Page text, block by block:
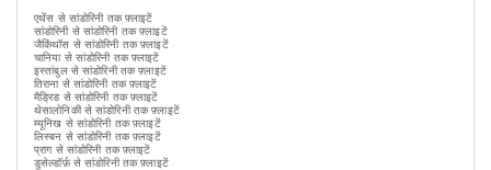
एथेंस से सांडोरिनी तक फ़्लाइटें
सांडोरिनी से सांडोरिनी तक फ़्लाइटें
जैकिंथॉस से सांडोरिनी तक फ़्लाइटें
चानिया से सांडोरिनी तक फ़्लाइटें
इस्तांबुल से सांडोरिनी तक फ़्लाइटें
तिराना से सांडोरिनी तक फ़्लाइटें
मैड्रिड से सांडोरिनी तक फ़्लाइटें
थेसालोनिकी से सांडोरिनी तक फ़्लाइटें
म्यूनिख से सांडोरिनी तक फ़्लाइटें
लिस्बन से सांडोरिनी तक फ़्लाइटें
प्राग से सांडोरिनी तक फ़्लाइटें
डुसेल्डॉर्फ़ से सांडोरिनी तक फ़्लाइटें